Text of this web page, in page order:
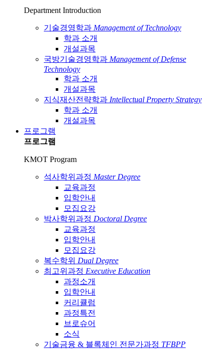
Department Introduction
기술경영학과 Management of Technology
학과 소개
개설과목
국방기술경영학과 Management of Defense
Technology
학과 소개
개설과목
지식재산전략학과 Intellectual Property Strategy
학과 소개
개설과목
프로그램
프로그램
KMOT Program
석사학위과정 Master Degree
교육과정
입학안내
모집요강
박사학위과정 Doctoral Degree
교육과정
입학안내
모집요강
복수학위 Dual Degree
최고위과정 Executive Education
과정소개
입학안내
커리큘럼
과정특전
브로슈어
소식
기술금융 & 블록체인 전문가과정 TFBPP